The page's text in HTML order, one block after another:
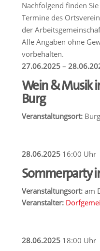
Nachfolgend finden
Termine des
der
Alle Angaben ohne
vorbehalten.
27.06.2025–
Wein & Musik
Burg
Veranstaltungsort:
28.06.202516:00 Uhr
Sommerparty
Veranstaltungsort:am
Veranstalter:
28.06.202518:00 Uhr